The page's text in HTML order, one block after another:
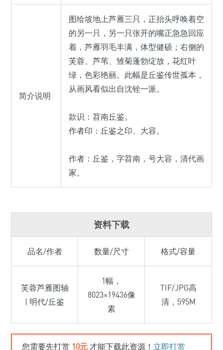
简介说明
图绘坡地上芦雁三只，正抬头呼唤着空
的另一只，另一只张开的嘴正急急回应
着，芦雁羽毛丰满，体型健硕；右侧的
芙蓉、芦苇、雏菊蓬勃绽放，花红叶
绿，色彩艳丽。此幅是丘鉴传世孤本，
从画风看似出自沈铨一派。
款识：苕南丘鉴。
作者印：丘鉴之印、大容。
作者：丘鉴，字苕南，号大容，清代画
家。
资料下载
品名/作者 数量/尺寸 格式/容量
芙蓉芦雁图轴
| 明代/丘鉴
1幅，
8023×19436像
素
TIF/JPG高
清，595M
您需要先打赏 10元 才能下载此资源！ 立即打赏